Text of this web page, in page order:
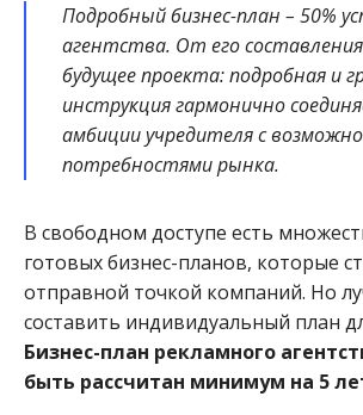
Подробный бизнес-план – 50%
агентства. От его
будущее проекта: подробная и
инструкция гармонично
амбиции учредителя с
потребностями рынка.
В свободном доступе есть
готовых бизнес-планов, которые
отправной точкой компаний. Но
составить индивидуальный план
Бизнес-план рекламного
быть рассчитан минимум на 5